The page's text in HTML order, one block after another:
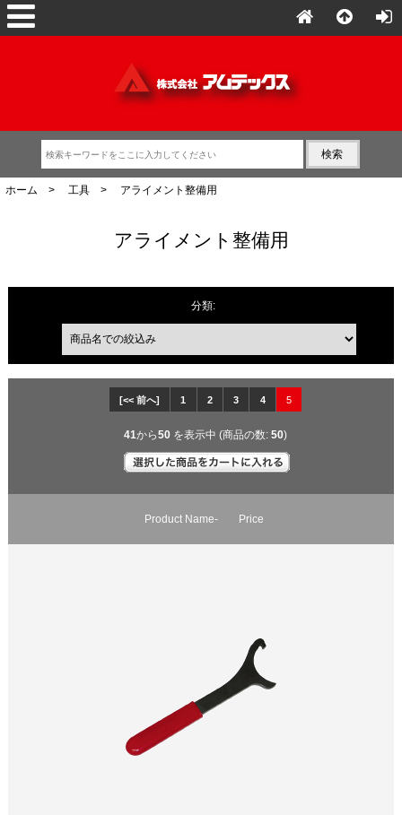
ホーム > 工具> アライメント整備用
アライメント整備用
分類:
商品名での絞込み
[<< 前へ] 1 2 3 4 5
41から50 を表示中 (商品の数: 50)
Product Name- Price